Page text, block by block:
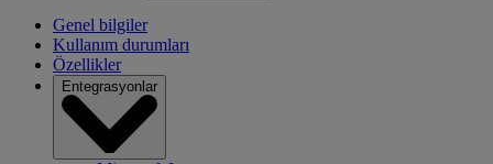
Genel bilgiler
Kullanım durumları
Özellikler
Entegrasyonlar